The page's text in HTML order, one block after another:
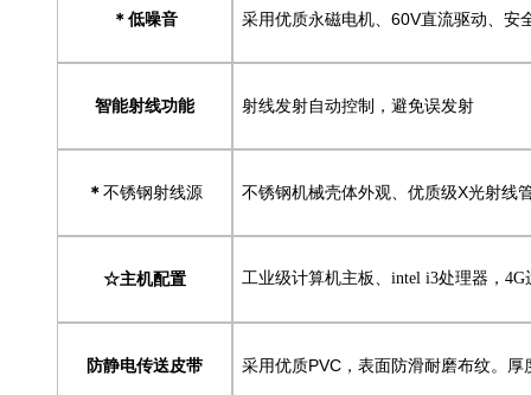
＊ 低噪音 采用优质永磁电机、60V直流驱动、安
智能射线功能 射线发射自动控制，避免误发射
＊ 不锈钢射线源 不锈钢机械壳体外观、优质级X光射线
☆主机配置 工业级计算机主板、intel i3处理器，
防静电传送皮带 采用优质PVC，表面防滑耐磨布纹。